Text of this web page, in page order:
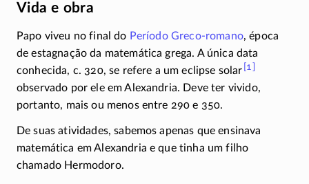
Vida e obra
Papo viveu no final do Período Greco-romano, época
de estagnação da matemática grega. A única data
conhecida, c. 320, se refere a um eclipse solar [1]
observado por ele em Alexandria. Deve ter vivido,
portanto, mais ou menos entre 290 e 350.
De suas atividades, sabemos apenas que ensinava
matemática em Alexandria e que tinha um filho
chamado Hermodoro.